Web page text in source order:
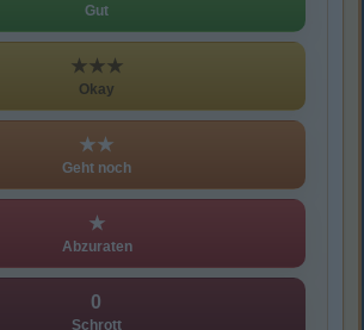
Gut
★★★
Okay
★★
Geht noch
★
Abzuraten
0
Schrott